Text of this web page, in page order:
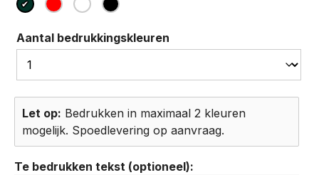
Aantal bedrukkingskleuren
Let op: Bedrukken in maximaal 2 kleuren
mogelijk. Spoedlevering op aanvraag.
Te bedrukken tekst (optioneel):